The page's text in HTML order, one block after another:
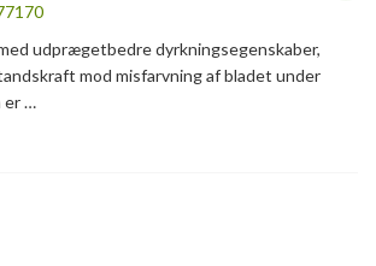
udprægetbedre dyrkningsegenskaber,
mod misfarvning af bladet under
er …